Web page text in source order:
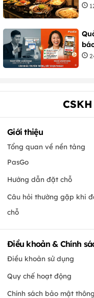
CSKH
Giới thiệu
Tổng quan về nền tảng
PasGo
Hướng dẫn đặt chỗ
Câu hỏi thường gặp khi
chỗ
Điều khoản & Chính
Điều khoản sử dụng
Quy chế hoạt động
Chính sách bảo mật thông